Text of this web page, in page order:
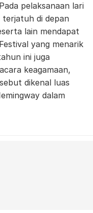
pelaksanaan lari
di depan
lain mendapat
yang menarik
ini juga
keagamaan,
dikenal luas
dalam